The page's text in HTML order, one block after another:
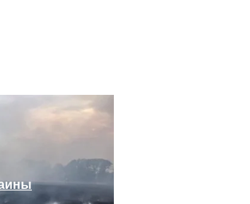
«заблудившийся» В Крыму